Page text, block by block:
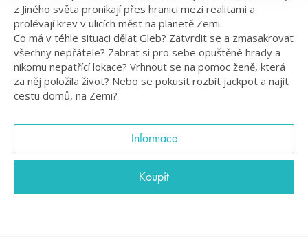
z Jiného světa pronikají přes hranici mezi realitami a
prolévají krev v ulicích měst na planetě Zemi.
Co má v téhle situaci dělat Gleb? Zatvrdit se a zmasakrovat
všechny nepřátele? Zabrat si pro sebe opuštěné hrady a
nikomu nepatřící lokace? Vrhnout se na pomoc ženě, která
za něj položila život? Nebo se pokusit rozbít jackpot a najít
cestu domů, na Zemi?
Informace
Koupit